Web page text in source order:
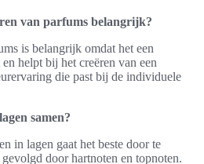
van parfums belangrijk?
is belangrijk omdat het een
helpt bij het creëren van een
die past bij de individuele
samen?
in lagen gaat het beste door te
door hartnoten en topnoten.